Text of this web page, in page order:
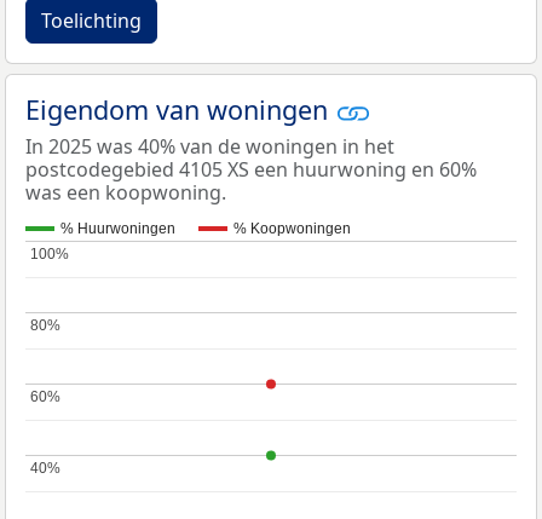
Toelichting
Eigendom van woningen
In 2025 was 40% van de woningen in het
postcodegebied 4105 XS een huurwoning en 60%
was een koopwoning.
% Huurwoningen % Koopwoningen
40%
40%
60%
60%
80%
80%
100%
100%